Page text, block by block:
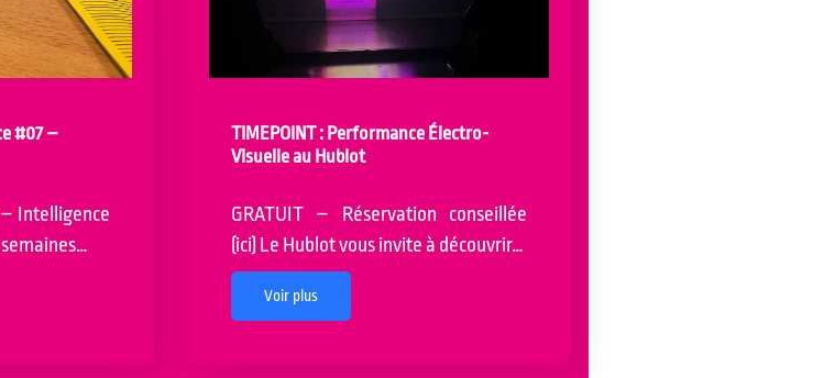
#07 –
Intelligence
semaines…
TIMEPOINT : Performance Électro-
Visuelle au Hublot
GRATUIT – Réservation conseillée
(ici) Le Hublot vous invite à découvrir…
Voir plus